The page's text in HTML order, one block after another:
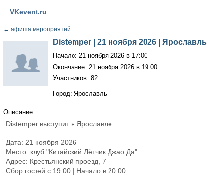
VKevent.ru
← афиша мероприятий
Distemper | 21 ноября 2026 | Ярославль
Начало: 21 ноября 2026 в 17:00
Окончание: 21 ноября 2026 в 19:00
Участников: 82
Город: Ярославль
Описание:
Distemper выступит в Ярославле.
Дата: 21 ноября 2026
Место: клуб "Китайский Лётчик Джао Да"
Адрес: Крестьянский проезд, 7
Сбор гостей с 19:00 | Начало в 20:00